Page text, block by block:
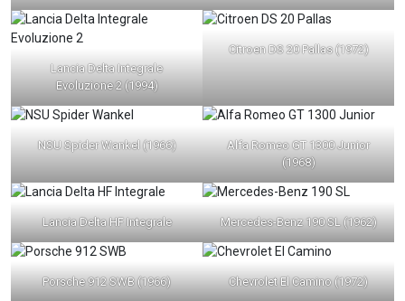
Lancia Delta Integrale
Evoluzione 2 (1994)
Citroen DS 20 Pallas (1972)
NSU Spider Wankel (1966)
Alfa Romeo GT 1300 Junior
(1968)
Lancia Delta HF Integrale Mercedes-Benz 190 SL (1962)
Porsche 912 SWB (1966) Chevrolet El Camino (1972)